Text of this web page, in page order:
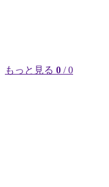
もっと見る 0 / 0